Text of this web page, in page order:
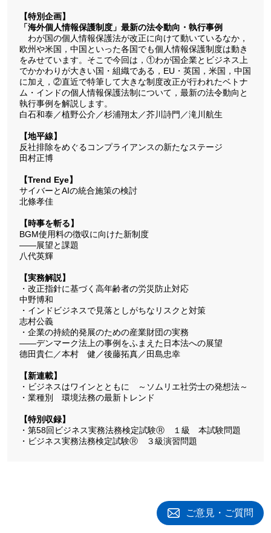
【特別企画】
「海外個人情報保護制度」最新の法令動向・執行事例
わが国の個人情報保護法が改正に向けて動いているなか，
欧州や米国，中国といった各国でも個人情報保護制度は動き
をみせています。そこで今回は，①わが国企業とビジネス上
でかかわりが大きい国・組織である，EU・英国，米国，中国
に加え，②直近で特筆して大きな制度改正が行われたベトナ
ム・インドの個人情報保護法制について，最新の法令動向と
執行事例を解説します。
白石和泰／植野公介／杉浦翔太／芥川詩門／滝川航生
【地平線】
反社排除をめぐるコンプライアンスの新たなステージ
田村正博
【Trend Eye】
サイバーとAIの統合施策の検討
北條孝佳
【時事を斬る】
BGM使用料の徴収に向けた新制度
――展望と課題
八代英輝
【実務解説】
・改正指針に基づく高年齢者の労災防止対応
中野博和
・インドビジネスで見落としがちなリスクと対策
志村公義
・企業の持続的発展のための産業財団の実務
――デンマーク法上の事例をふまえた日本法への展望
德田貴仁／本村 健／後藤拓真／田島忠幸
【新連載】
・ビジネスはワインとともに ～ソムリエ社労士の発想法～
・業種別 環境法務の最新トレンド
【特別収録】
・第58回ビジネス実務法務検定試験Ⓡ １級 本試験問題
・ビジネス実務法務検定試験Ⓡ ３級演習問題
ご意見・ご質問